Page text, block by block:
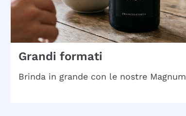
Grandi formati
Brinda in grande con le nostre Magnum